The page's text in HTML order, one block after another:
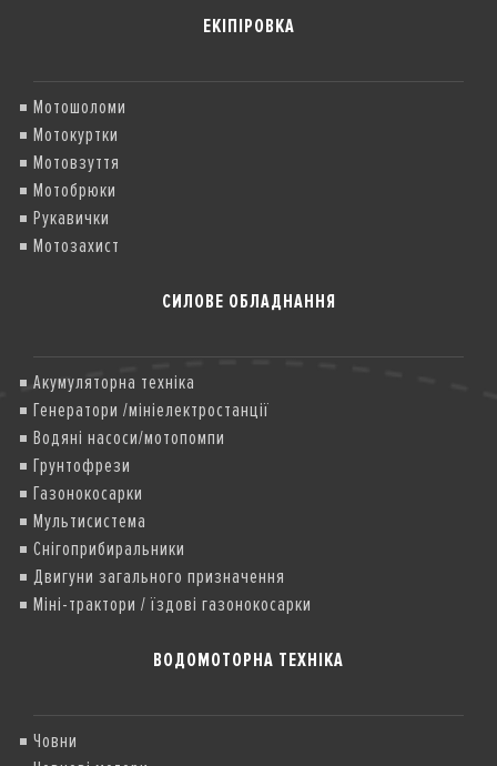
ЕКІПІРОВКА
Мотошоломи
Мотокуртки
Мотовзуття
Мотобрюки
Рукавички
Мотозахист
СИЛОВЕ ОБЛАДНАННЯ
Акумуляторна техніка
Генератори /мініелектростанції
Водяні насоси/мотопомпи
Грунтофрези
Газонокосарки
Мультисистема
Снігоприбиральники
Двигуни загального призначення
Міні-трактори / їздові газонокосарки
ВОДОМОТОРНА ТЕХНІКА
Човни